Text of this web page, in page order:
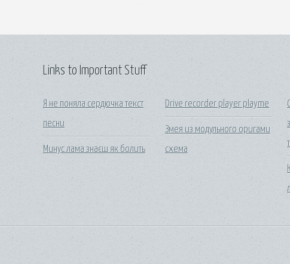
Links to Important Stuff
Я не поняла сердючка текст
песни
Минус лама знаєш як болить
Drive recorder player playme
Змея из модульного оригами
схема